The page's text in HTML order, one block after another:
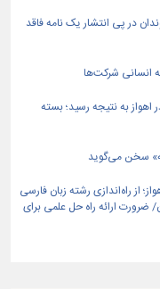
در پی انتشار یک نامه فاقد
انسانی شرکت‌ها
به نتیجه رسید؛ بسته
سخن می‌گوید
از راه‌اندازی رشته زبان فارسی
ضرورت ارائه راه حل علمی برای